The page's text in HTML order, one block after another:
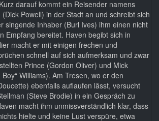
darauf kommt ein Reisender namens
Powell) in der Stadt an und schreibt sich
singende Inhaber (Burl Ives) ihm einen nicht
Empfang bereitet. Haven begibt sich in
macht er mit einigen frechen und
schnell auf sich aufmerksam und zwar
Prince (Gordon Oliver) und Mick
Williams). Am Tresen, wo er den
ebenfalls auflaufen lässt, versucht
(Steve Brodie) in ein Gespräch zu
macht ihm unmissverständlich klar, dass
hielte und keine Lust verspüre, etwa